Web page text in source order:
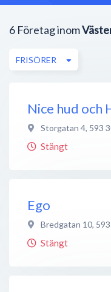
6 Företag inom
FRISÖRER
Nice hud och
Storgatan 4, 593
Stängt
Ego
Bredgatan 10,
Stängt